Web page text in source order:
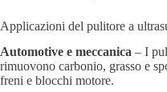
Applicazioni del pulitore a
Automotive e meccanica – I
rimuovono carbonio, grasso e
freni e blocchi motore.